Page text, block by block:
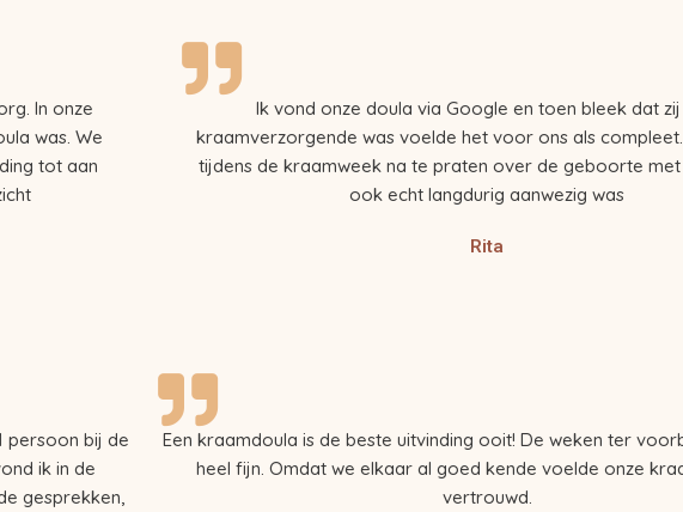
In onze
was. We
tot aan
Ik vond onze doula via Google en toen bleek dat
kraamverzorgende was voelde het voor ons als
tijdens de kraamweek na te praten over de geboorte met
ook echt langdurig aanwezig was
Rita
persoon bij de
ik in de
gesprekken,
Een kraamdoula is de beste uitvinding ooit! De weken ter
heel fijn. Omdat we elkaar al goed kende voelde onze
vertrouwd.